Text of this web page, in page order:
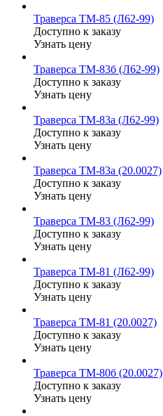
Траверса ТМ-85 (Л62-99)
Доступно к заказу
Узнать цену
Траверса ТМ-83б (Л62-99)
Доступно к заказу
Узнать цену
Траверса ТМ-83а (Л62-99)
Доступно к заказу
Узнать цену
Траверса ТМ-83а (20.0027)
Доступно к заказу
Узнать цену
Траверса ТМ-83 (Л62-99)
Доступно к заказу
Узнать цену
Траверса ТМ-81 (Л62-99)
Доступно к заказу
Узнать цену
Траверса ТМ-81 (20.0027)
Доступно к заказу
Узнать цену
Траверса ТМ-80б (20.0027)
Доступно к заказу
Узнать цену